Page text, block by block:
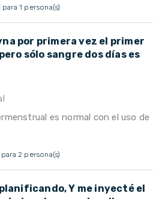
para 1 persona(s)
por primera vez el primer
sólo sangre dos días es
es normal con el uso de
2 persona(s)
Y me inyecté el